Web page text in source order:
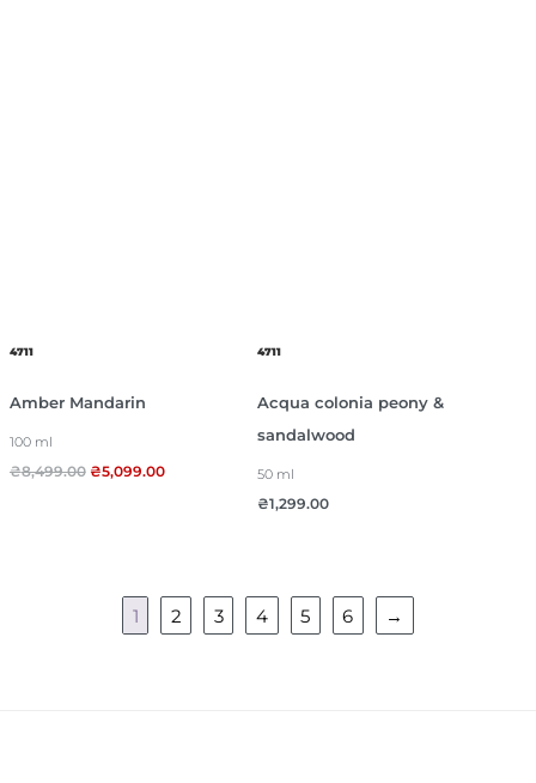
4711
Amber Mandarin
100 ml
₴8,499.00 ₴5,099.00
4711
Acqua colonia peony &
sandalwood
50 ml
₴1,299.00
1 2 3 4 5 6 →